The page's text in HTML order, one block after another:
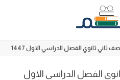
ثانوي الفصل الدراسي الاول 1447
الفصل الدراسي الاول